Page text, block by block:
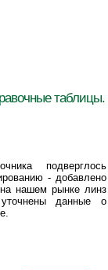
таблицы.
подверглось
- добавлено
нашем рынке линз
данные о